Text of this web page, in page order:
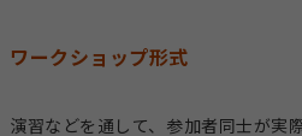
ワークショップ形式
演習などを通して、参加者同士が実